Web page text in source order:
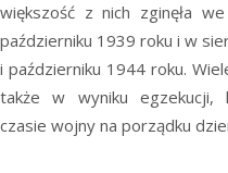
większość z nich zginęła
październiku 1939 roku i w
i październiku 1944 roku.
także w wyniku egzekucji,
czasie wojny na porządku